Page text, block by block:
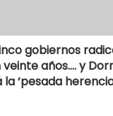
gobiernos
años…. y
la ‘pesada